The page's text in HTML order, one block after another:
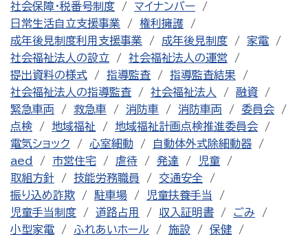
社会保障・税番号制度
マイナンバー
日常生活自立支援事業
権利擁護
成年後見制度利用支援事業
成年後見制度
家電
社会福祉法人の設立
社会福祉法人の運営
提出資料の様式
指導監査
指導監査結果
社会福祉法人の指導監査
社会福祉法人
融資
緊急車両
救急車 消防車 消防車両
委員会
点検
地域福祉
地域福祉計画点検推進委員会
電気ショック
心室細動
自動体外式除細動器
aed
市営住宅 虐待 発達
児童
取組方針
技能労務職員
交通安全
振り込め詐欺
駐車場
児童扶養手当
児童手当制度
道路占用 収入証明書
ごみ
小型家電
ふれあいホール 施設 保健